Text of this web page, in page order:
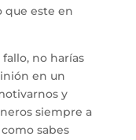
que este en
no harías
en un
y
siempre a
sabes